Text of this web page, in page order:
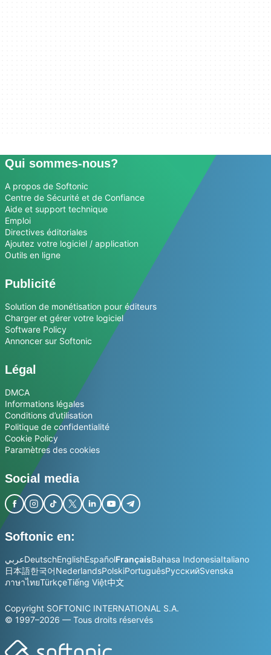
Qui sommes-nous?
A propos de Softonic
Centre de Sécurité et de Confiance
Aide et support technique
Emploi
Directives éditoriales
Ajoutez votre logiciel / application
Outils en ligne
Publicité
Solution de monétisation pour éditeurs
Charger et gérer votre logiciel
Software Policy
Annoncer sur Softonic
Légal
DMCA
Informations légales
Conditions d’utilisation
Politique de confidentialité
Cookie Policy
Paramètres des cookies
Social media
Softonic en:
عربيDeutschEnglishEspañolFrançaisBahasa IndonesiaItaliano
日本語한국어NederlandsPolskiPortuguêsРусскийSvenska
ภาษาไทยTürkçeTiếng Việt中文
Copyright SOFTONIC INTERNATIONAL S.A.
© 1997–2026 — Tous droits réservés